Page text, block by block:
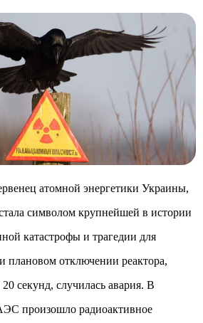
атомной энергетики Украины,
символом крупнейшей в истории
катастрофы и трагедии для
отключении реактора,
секунд, случилась авария. В
произошло радиоактивное